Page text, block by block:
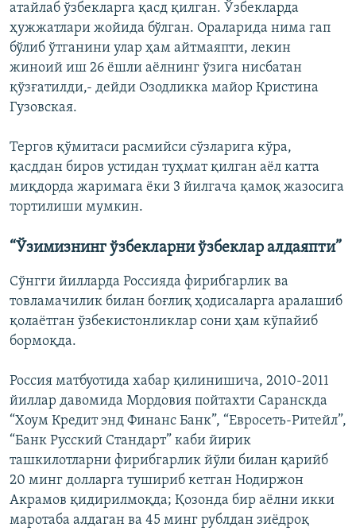
атайлаб ўзбекларга қасд қилган. Ўзбекларда
ҳужжатлари жойида бўлган. Ораларида нима гап
бўлиб ўтганини улар ҳам айтмаяпти, лекин
жиноий иш 26 ёшли аёлнинг ўзига нисбатан
қўзғатилди,- дейди Озодликка майор Кристина
Гузовская.
Тергов қўмитаси расмийси сўзларига кўра,
қасддан биров устидан туҳмат қилган аёл катта
миқдорда жаримага ёки 3 йилгача қамоқ жазосига
тортилиши мумкин.
“Ўзимизнинг ўзбекларни ўзбеклар алдаяпти”
Сўнгги йилларда Россияда фирибгарлик ва
товламачилик билан боғлиқ ҳодисаларга аралашиб
қолаётган ўзбекистонликлар сони ҳам кўпайиб
бормоқда.
Россия матбуотида хабар қилинишича, 2010-2011
йиллар давомида Мордовия пойтахти Саранскда
“Хоум Кредит энд Финанс Банк”, “Евросеть-Ритейл”,
“Банк Русский Стандарт” каби йирик
ташкилотларни фирибгарлик йўли билан қарийб
20 минг долларга тушириб кетган Нодиржон
Акрамов қидирилмоқда; Қозонда бир аёлни икки
маротаба алдаган ва 45 минг рублдан зиёдроқ